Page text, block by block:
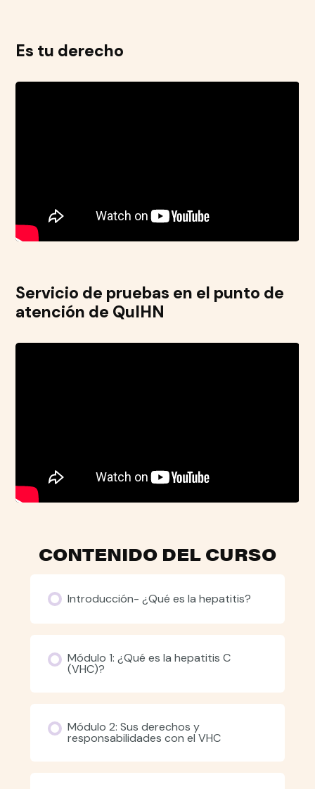
Es tu derecho
Servicio de pruebas en el punto de
atención de QuIHN
CONTENIDO DEL CURSO
Introducción- ¿Qué es la hepatitis?
Módulo 1: ¿Qué es la hepatitis C
(VHC)?
Módulo 2: Sus derechos y
responsabilidades con el VHC